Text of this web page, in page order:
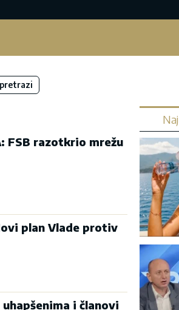
FSB razotkrio mrežu
Novi plan Vlade protiv
uhapšenima i članovi